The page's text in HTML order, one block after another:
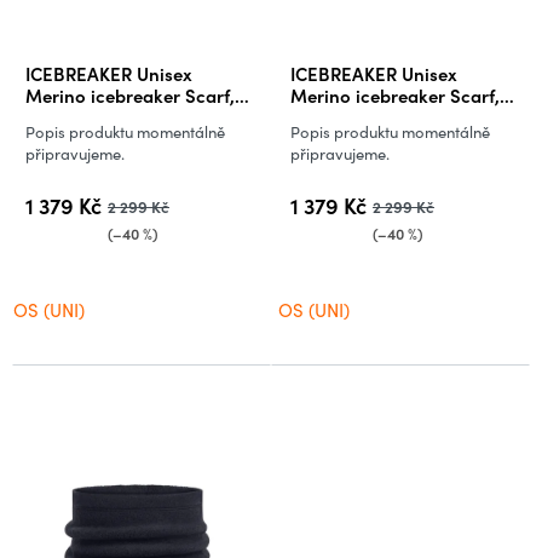
ůICEBREAKER Unisex
Merino icebreaker Scarf,
(vzorek)
1 379 Kč 2 299 Kč
(–40 %)
Popis produktu momentálně
připravujeme.
OS (UNI)
ICEBREAKER Unisex
Merino icebreaker Scarf,
(vzorek)
1 379 Kč 2 299 Kč
(–40 %)
Popis produktu momentálně
připravujeme.
OS (UNI)